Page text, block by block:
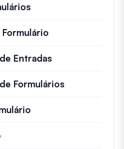
Entradas
Formulários